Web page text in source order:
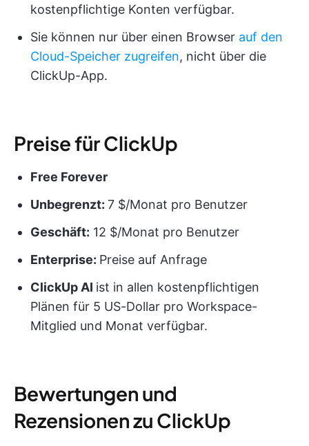
kostenpflichtige Konten verfügbar.
Sie können nur über einen Browser auf den
Cloud-Speicher zugreifen, nicht über die
ClickUp-App.
Preise für ClickUp
Free Forever
Unbegrenzt: 7 $/Monat pro Benutzer
Geschäft: 12 $/Monat pro Benutzer
Enterprise: Preise auf Anfrage
ClickUp AI ist in allen kostenpflichtigen
Plänen für 5 US-Dollar pro Workspace-
Mitglied und Monat verfügbar.
Bewertungen und
Rezensionen zu ClickUp